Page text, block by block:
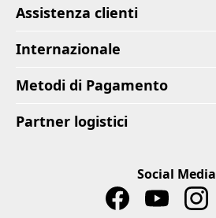
Assistenza clienti
Internazionale
Metodi di Pagamento
Partner logistici
Social Media